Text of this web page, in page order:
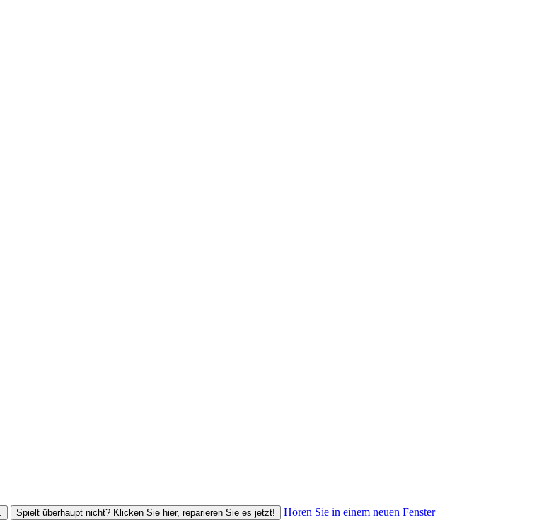
Spielt überhaupt nicht? Klicken Sie hier, reparieren Sie es jetzt! Hören Sie in einem neuen Fenster